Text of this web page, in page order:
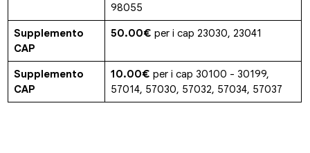
98055
Supplemento
CAP
50.00€ per i cap 23030, 23041
Supplemento
CAP
10.00€ per i cap 30100 - 30199,
57014, 57030, 57032, 57034, 57037